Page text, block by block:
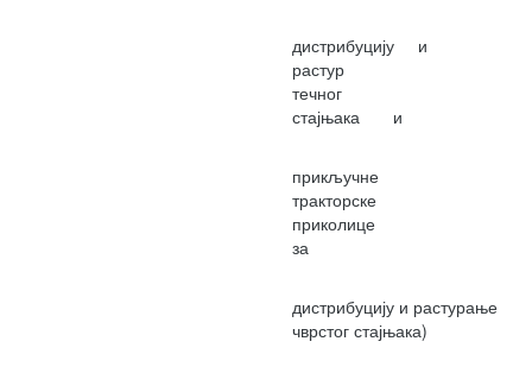
дистрибуцију и
растур
течног
стајњака и
прикључне
за
дистрибуцију и растурање
чврстог стајњака)